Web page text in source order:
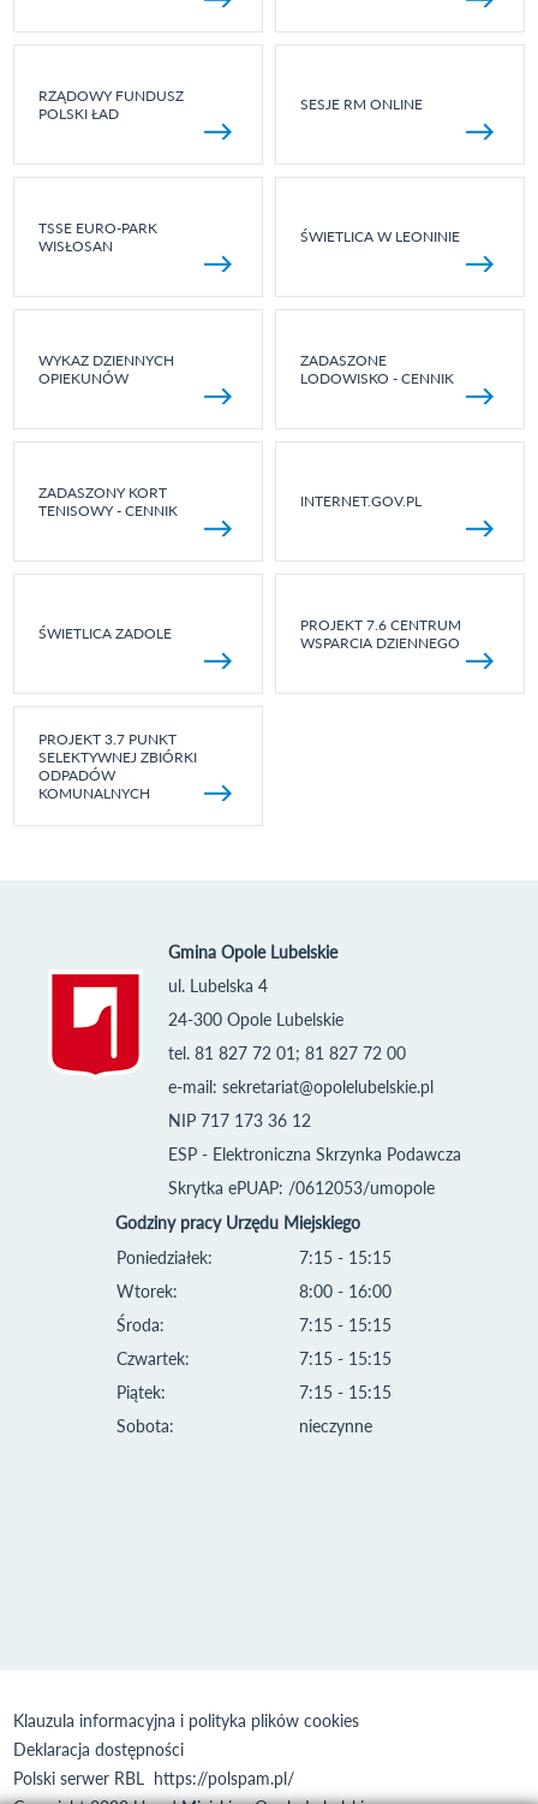
RZĄDOWY FUNDUSZ
POLSKI ŁAD
SESJE RM ONLINE
TSSE EURO-PARK
WISŁOSAN
ŚWIETLICA W LEONINIE
WYKAZ DZIENNYCH
OPIEKUNÓW
ZADASZONE
LODOWISKO - CENNIK
ZADASZONY KORT
TENISOWY - CENNIK
INTERNET.GOV.PL
ŚWIETLICA ZADOLE
PROJEKT 7.6 CENTRUM
WSPARCIA DZIENNEGO
PROJEKT 3.7 PUNKT
SELEKTYWNEJ ZBIÓRKI
ODPADÓW
KOMUNALNYCH
Gmina Opole Lubelskie
ul. Lubelska 4
24-300 Opole Lubelskie
tel. 81 827 72 01; 81 827 72 00
e-mail: sekretariat@opolelubelskie.pl
NIP 717 173 36 12
ESP - Elektroniczna Skrzynka Podawcza
Skrytka ePUAP: /0612053/umopole
Godziny pracy Urzędu Miejskiego
Poniedziałek:
Wtorek:
Środa:
Czwartek:
Piątek:
Sobota:
7:15 - 15:15
8:00 - 16:00
7:15 - 15:15
7:15 - 15:15
7:15 - 15:15
nieczynne
Klauzula informacyjna i polityka plików cookies
Deklaracja dostępności
Polski serwer RBL https://polspam.pl/